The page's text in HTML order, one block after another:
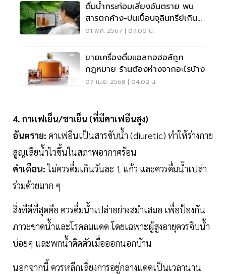
ดื่มน้ำกระท่อมเสี่ยงอันตราย พบ
สารตกค้าง-ปนเปื้อนจุลินทรีย์เกิน
มาตรฐาน
01 พ.ค. 2567 | 07:00 น.
ขายเครื่องดื่มแอลกอฮอล์ถูก
กฎหมาย ร้านต้องห่างจากอะไรบ้าง
07 เม.ย. 2568 | 04:02 น.
4. กาแฟเย็น/ชาเย็น (ที่มีคาเฟอีนสูง)
อันตราย: คาเฟอีนเป็นสารขับน้ำ (diuretic) ทำให้ร่างกาย
สูญเสียน้ำไวขึ้นในสภาพอากาศร้อน
คำเตือน:ไม่ควรดื่มเกินวันละ 1 แก้ว และควรดื่มน้ำเปล่า
ร่วมด้วยมาก ๆ
สิ่งที่ดีที่สุดคือ ควรดื่มน้ำเปล่าอย่างสม่ำเสมอ เพื่อป้องกัน
ภาวะขาดน้ำและโรคลมแดด โดยเฉพาะผู้สูงอายุควรจิบน้ำ
บ่อยๆ และพกน้ำติดตัวเมื่อออกนอกบ้าน
นอกจากนี้ ควรหลีกเลี่ยงการอยู่กลางแดดเป็นเวลานาน